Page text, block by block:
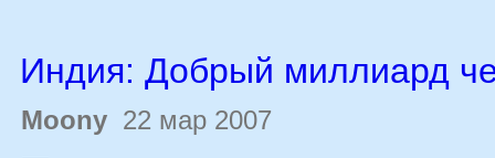
Индия: Добрый миллиард
Moony 22 мар 2007